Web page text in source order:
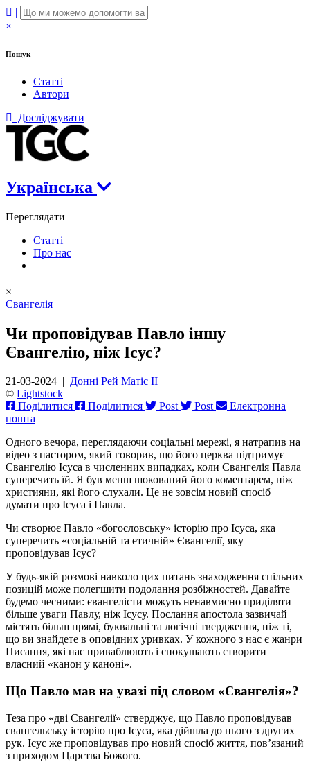
|
×
Пошук
Статті
Автори
Досліджувати
Українська
Переглядати
Статті
Про нас
×
Євангелія
Чи проповідував Павло іншу
Євангелію, ніж Ісус?
21-03-2024
Донні Рей Матіс ІІ
© Lightstock
Поділитися
Поділитися Post Post
Електронна
пошта
Одного вечора, переглядаючи соціальні мережі, я натрапив на
відео з пастором, який говорив, що його церква підтримує
Євангелію Ісуса в численних випадках, коли Євангелія Павла
суперечить їй. Я був менш шокований його коментарем, ніж
християни, які його слухали. Це не зовсім новий спосіб
думати про Ісуса і Павла.
Чи створює Павло «богословську» історію про Ісуса, яка
суперечить «соціальній та етичній» Євангелії, яку
проповідував Ісус?
У будь-якій розмові навколо цих питань знаходження спільних
позицій може полегшити подолання розбіжностей. Давайте
будемо чесними: євангелісти можуть ненавмисно приділяти
більше уваги Павлу, ніж Ісусу. Послання апостола зазвичай
містять більш прямі, буквальні та логічні твердження, ніж ті,
що ви знайдете в оповідних уривках. У кожного з нас є жанри
Писання, які нас приваблюють і спокушають створити
власний «канон у каноні».
Що Павло мав на увазі під словом «Євангелія»?
Теза про «дві Євангелії» стверджує, що Павло проповідував
євангельську історію про Ісуса, яка дійшла до нього з других
рук. Ісус же проповідував про новий спосіб життя, пов’язаний
з приходом Царства Божого.